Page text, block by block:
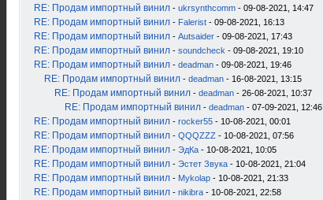
RE: Продам импортный винил - ukrsynthcomm - 09-08-2021, 14:47
RE: Продам импортный винил - Falerist - 09-08-2021, 16:13
RE: Продам импортный винил - Autsaider - 09-08-2021, 17:43
RE: Продам импортный винил - soundcheck - 09-08-2021, 19:10
RE: Продам импортный винил - deadman - 09-08-2021, 19:46
RE: Продам импортный винил - deadman - 16-08-2021, 13:15
RE: Продам импортный винил - deadman - 26-08-2021, 10:37
RE: Продам импортный винил - deadman - 07-09-2021, 12:46
RE: Продам импортный винил - rocker55 - 10-08-2021, 00:01
RE: Продам импортный винил - QQQZZZ - 10-08-2021, 07:56
RE: Продам импортный винил - ЭдКа - 10-08-2021, 10:05
RE: Продам импортный винил - Эстет Звука - 10-08-2021, 21:04
RE: Продам импортный винил - Mykolap - 10-08-2021, 21:33
RE: Продам импортный винил - nikibra - 10-08-2021, 22:58